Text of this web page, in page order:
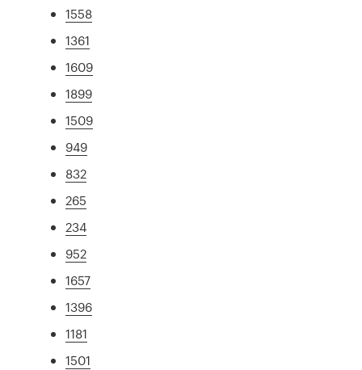
1558
1361
1609
1899
1509
949
832
265
234
952
1657
1396
1181
1501